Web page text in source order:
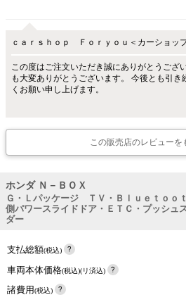
ｃａｒｓｈｏｐ Ｆｏｒｙｏｕ＜カーショッ
この度はご注文いただき誠にありがとうござ
も大変ありがとうございます。 今後とも引き
くお願い申し上げます。
この販売店のレビューを
ホンダ Ｎ－ＢＯＸ
Ｇ・Ｌパッケージ ＴＶ・Ｂｌｕｅｔｏｏ
側パワースライドドア・ＥＴＣ・プッシュ
ダー
支払総額(税込)
車両本体価格(税込)(リ済込)
諸費用(税込)